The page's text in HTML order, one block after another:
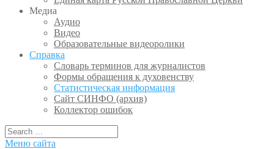
Медиа
Аудио
Видео
Образовательные видеоролики
Справка
Словарь терминов для журналистов
Формы обращения к духовенству
Статистическая информация
Сайт СИНФО (архив)
Коллектор ошибок
Меню сайта